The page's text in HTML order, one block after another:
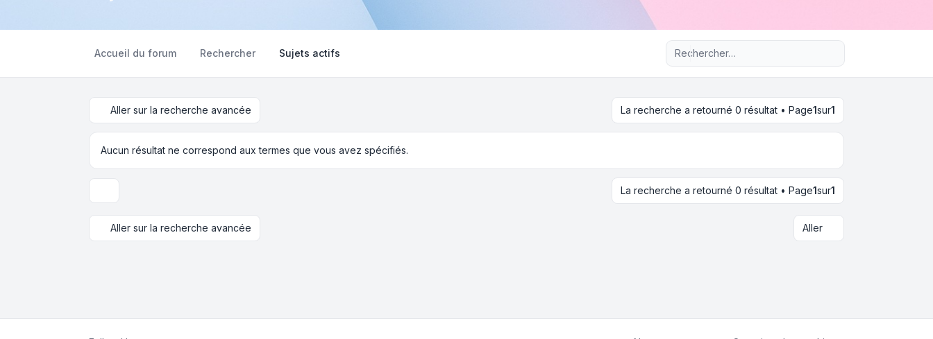
Accueil du forum Rechercher Sujets actifs Recherche avancée
Aller sur la recherche avancée La recherche a retourné 0 résultat • Page1sur1
Aucun résultat ne correspond aux termes que vous avez spécifiés.
La recherche a retourné 0 résultat • Page1sur1
Aller sur la recherche avancée Aller